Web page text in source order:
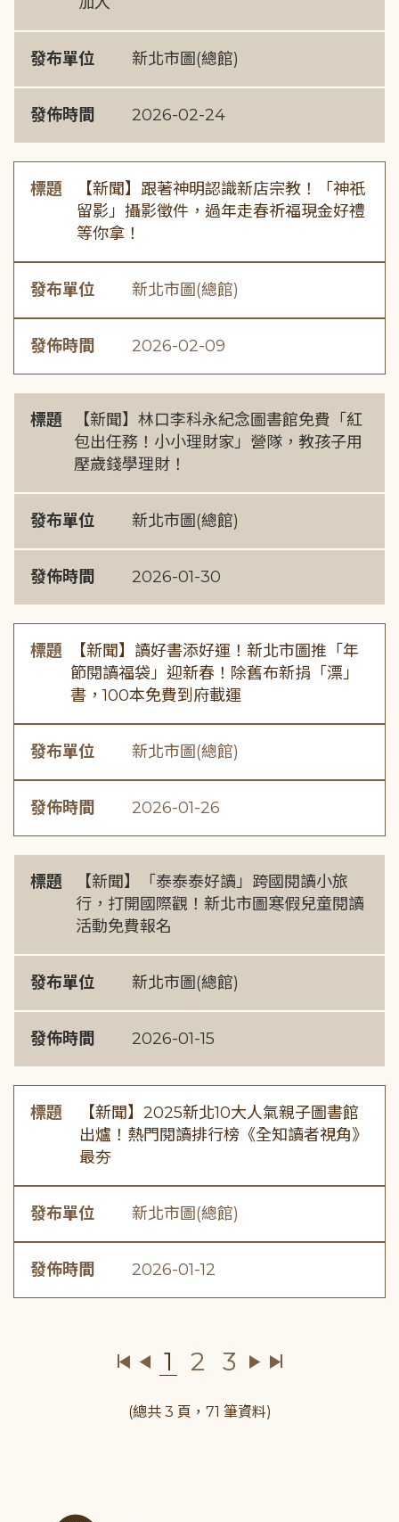
發布單位 新北市圖(總館)
發佈時間 2026-02-24
標題
【新聞】跟著神明認識新店宗教！「神祇
留影」攝影徵件，過年走春祈福現金好禮
等你拿！
發布單位 新北市圖(總館)
發佈時間 2026-02-09
標題
【新聞】林口李科永紀念圖書館免費「紅
包出任務！小小理財家」營隊，教孩子用
壓歲錢學理財！
發布單位 新北市圖(總館)
發佈時間 2026-01-30
標題
【新聞】讀好書添好運！新北市圖推「年
節閱讀福袋」迎新春！除舊布新捐「漂」
書，100本免費到府載運
發布單位 新北市圖(總館)
發佈時間 2026-01-26
標題
【新聞】「泰泰泰好讀」跨國閱讀小旅
行，打開國際觀！新北市圖寒假兒童閱讀
活動免費報名
發布單位 新北市圖(總館)
發佈時間 2026-01-15
標題
【新聞】2025新北10大人氣親子圖書館
出爐！熱門閱讀排行榜《全知讀者視角》
最夯
發布單位 新北市圖(總館)
發佈時間 2026-01-12
1 2 3
(總共 3 頁，71 筆資料)